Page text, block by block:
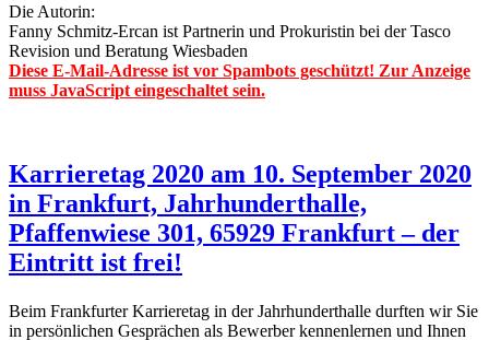
Die Autorin:
Fanny Schmitz-Ercan ist Partnerin und Prokuristin bei der Tasco
Revision und Beratung Wiesbaden
Diese E-Mail-Adresse ist vor Spambots geschützt! Zur Anzeige
muss JavaScript eingeschaltet sein.
Karrieretag 2020 am 10. September 2020
in Frankfurt, Jahrhunderthalle,
Pfaffenwiese 301, 65929 Frankfurt – der
Eintritt ist frei!
Beim Frankfurter Karrieretag in der Jahrhunderthalle durften wir Sie
in persönlichen Gesprächen als Bewerber kennenlernen und Ihnen